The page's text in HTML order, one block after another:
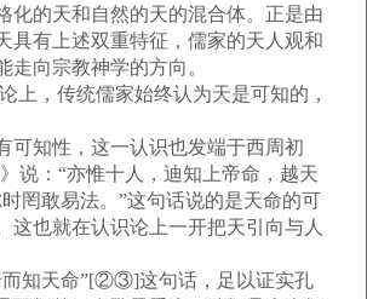
化的天和自然的天的混合体。正是由
具有上述双重特征，儒家的天人观和
走向宗教神学的方向。
，传统儒家始终认为天是可知的，
知性，这一认识也发端于西周初
说：“亦惟十人，迪知上帝命，越天
罔敢易法。”这句话说的是天命的可
这也就在认识论上一开把天引向与人
知天命”[②③]这句话，足以证实孔